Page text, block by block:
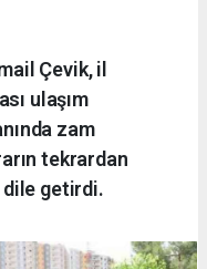
Çevik, il
ulaşım
zam
tekrardan
getirdi.